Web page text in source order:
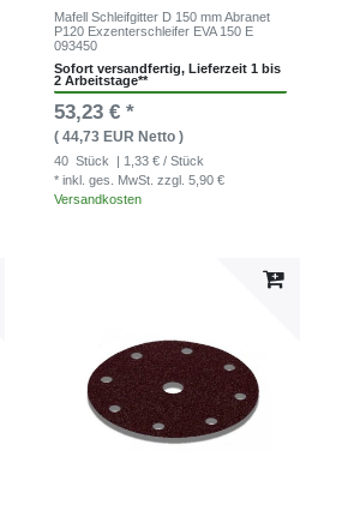
Mafell Schleifgitter D 150 mm Abranet
P120 Exzenterschleifer EVA 150 E
093450
Sofort versandfertig, Lieferzeit 1 bis
2 Arbeitstage**
53,23 € *
( 44,73 EUR Netto )
40 Stück
| 1,33 € / Stück
* inkl. ges. MwSt. zzgl. 5,90 €
Versandkosten